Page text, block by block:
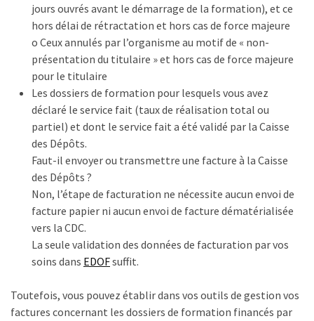
jours ouvrés avant le démarrage de la formation), et ce
hors délai de rétractation et hors cas de force majeure
o Ceux annulés par l’organisme au motif de « non-
présentation du titulaire » et hors cas de force majeure
pour le titulaire
Les dossiers de formation pour lesquels vous avez
déclaré le service fait (taux de réalisation total ou
partiel) et dont le service fait a été validé par la Caisse
des Dépôts.
Faut-il envoyer ou transmettre une facture à la Caisse
des Dépôts ?
Non, l’étape de facturation ne nécessite aucun envoi de
facture papier ni aucun envoi de facture dématérialisée
vers la CDC.
La seule validation des données de facturation par vos
soins dans EDOFsuffit.
Toutefois, vous pouvez établir dans vos outils de gestion vos
factures concernant les dossiers de formation financés par